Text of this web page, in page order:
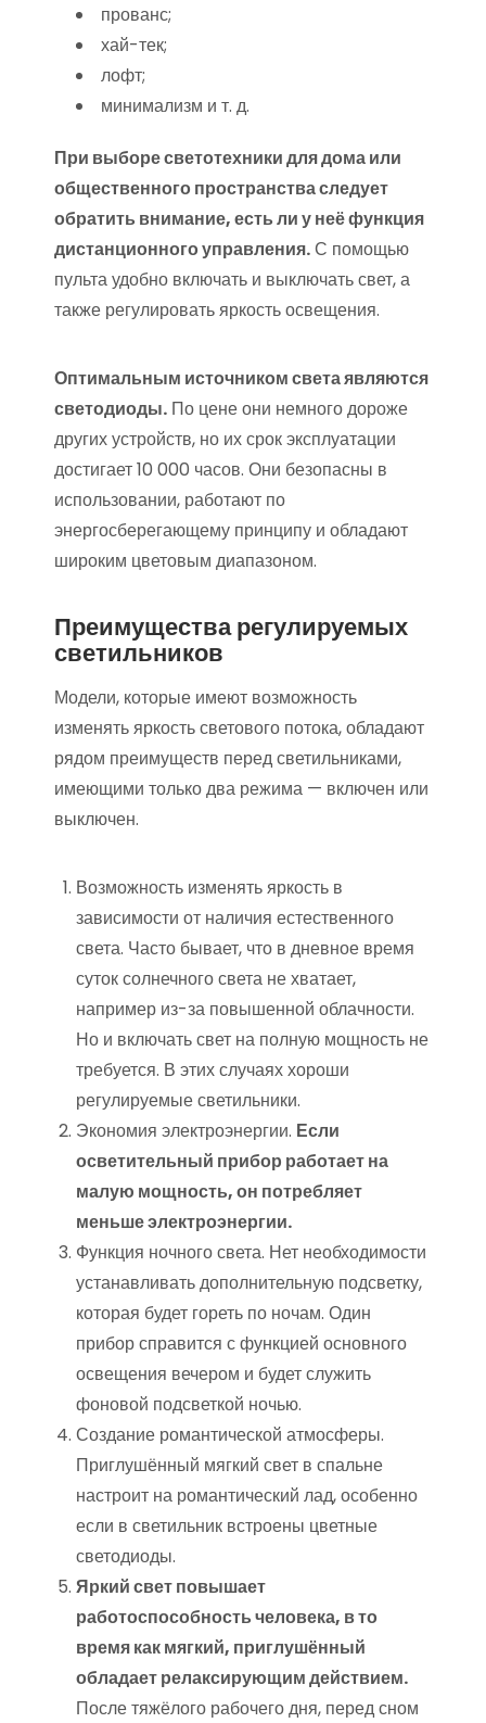
прованс;
хай-тек;
лофт;
минимализм и т. д.
При выборе светотехники для дома или
общественного пространства следует
обратить внимание, есть ли у неё функция
дистанционного управления.С помощью
пульта удобно включать и выключать свет, а
также регулировать яркость освещения.
Оптимальным источником света являются
светодиоды. По цене они немного дороже
других устройств, но их срок эксплуатации
достигает 10 000 часов. Они безопасны в
использовании, работают по
энергосберегающему принципу и обладают
широким цветовым диапазоном.
Преимущества регулируемых
светильников
Модели, которые имеют возможность
изменять яркость светового потока, обладают
рядом преимуществ перед светильниками,
имеющими только два режима — включен или
выключен.
Возможность изменять яркость в
зависимости от наличия естественного
света. Часто бывает, что в дневное время
суток солнечного света не хватает,
например из-за повышенной облачности.
Но и включать свет на полную мощность не
требуется. В этих случаях хороши
регулируемые светильники.
Экономия электроэнергии. Если
осветительный прибор работает на
малую мощность, он потребляет
меньше электроэнергии.
Функция ночного света. Нет необходимости
устанавливать дополнительную подсветку,
которая будет гореть по ночам. Один
прибор справится с функцией основного
освещения вечером и будет служить
фоновой подсветкой ночью.
Создание романтической атмосферы.
Приглушённый мягкий свет в спальне
настроит на романтический лад, особенно
если в светильник встроены цветные
светодиоды.
Яркий свет повышает
работоспособность человека, в то
время как мягкий, приглушённый
обладает релаксирующим действием.
После тяжёлого рабочего дня, перед сном